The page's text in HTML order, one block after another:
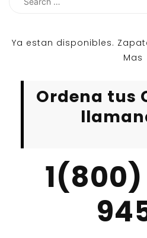
Ya estan disponibles.
Mas
Ordena tus